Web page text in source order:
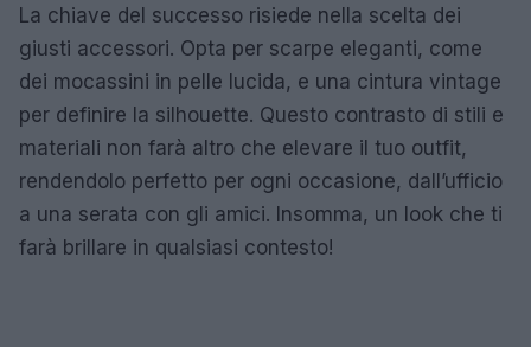
La chiave del successo risiede nella scelta dei
giusti accessori. Opta per scarpe eleganti, come
dei mocassini in pelle lucida, e una cintura vintage
per definire la silhouette. Questo contrasto di stili e
materiali non farà altro che elevare il tuo outfit,
rendendolo perfetto per ogni occasione, dall’ufficio
a una serata con gli amici. Insomma, un look che ti
farà brillare in qualsiasi contesto!